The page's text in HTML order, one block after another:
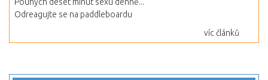
Odreagujte se na paddleboardu
víc článků